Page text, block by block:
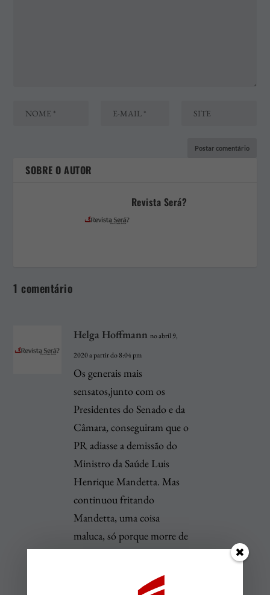
SOBRE O AUTOR
Revista Será?
1 comentário
Helga Hoffmann no abril 9,
2020 a partir do 8:04 pm
Os generais mais
sensatos,junto com os
Presidentes do Senado e da
Câmara, conseguiram que o
PR adiasse a demissão do
Ministro da Saúde Luis
Henrique Mandetta. Mas
continuou fritando
Mandetta, uma coisa
maluca, só porque morre de
ciúmes, o psicopata, ao ver
– coisas da vida – que
Mandetta é hoje o homem